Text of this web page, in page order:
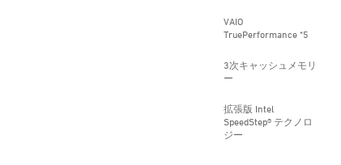
VAIO
TruePerformance *5
3次キャッシュメモリ
ー
拡張版 Intel
SpeedStep® テクノロ
ジー